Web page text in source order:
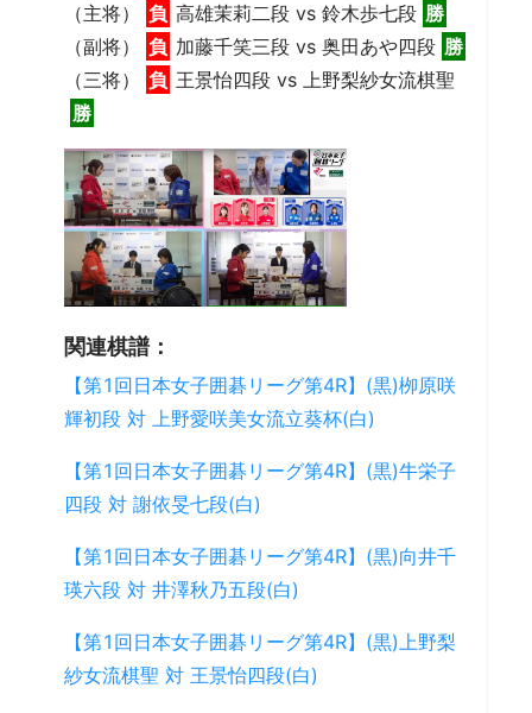
（主将） 負 高雄茉莉二段 vs 鈴木歩七段 勝
（副将） 負 加藤千笑三段 vs 奥田あや四段 勝
（三将） 負 王景怡四段 vs 上野梨紗女流棋聖
勝
関連棋譜：
【第1回日本女子囲碁リーグ第4R】(黒)栁原咲
輝初段 対 上野愛咲美女流立葵杯(白)
【第1回日本女子囲碁リーグ第4R】(黒)牛栄子
四段 対 謝依旻七段(白)
【第1回日本女子囲碁リーグ第4R】(黒)向井千
瑛六段 対 井澤秋乃五段(白)
【第1回日本女子囲碁リーグ第4R】(黒)上野梨
紗女流棋聖 対 王景怡四段(白)